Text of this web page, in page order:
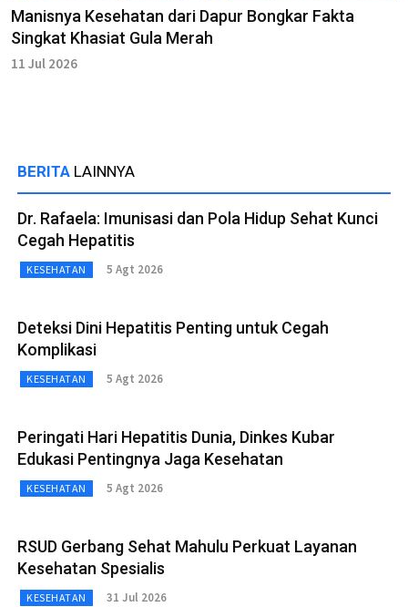
Manisnya Kesehatan dari Dapur Bongkar Fakta
Singkat Khasiat Gula Merah
11 Jul 2026
BERITA LAINNYA
Dr. Rafaela: Imunisasi dan Pola Hidup Sehat Kunci
Cegah Hepatitis
KESEHATAN 5 Agt 2026
Deteksi Dini Hepatitis Penting untuk Cegah
Komplikasi
KESEHATAN 5 Agt 2026
Peringati Hari Hepatitis Dunia, Dinkes Kubar
Edukasi Pentingnya Jaga Kesehatan
KESEHATAN 5 Agt 2026
RSUD Gerbang Sehat Mahulu Perkuat Layanan
Kesehatan Spesialis
KESEHATAN 31 Jul 2026